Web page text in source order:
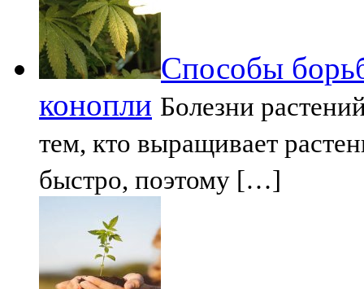
Способы
конопли Болезни
тем, кто выращивает
быстро, поэтому […]